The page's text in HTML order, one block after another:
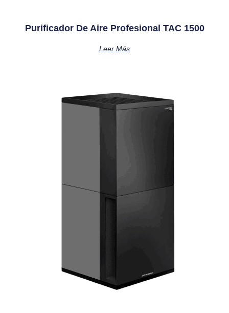
Purificador De Aire Profesional TAC 1500
Leer Más